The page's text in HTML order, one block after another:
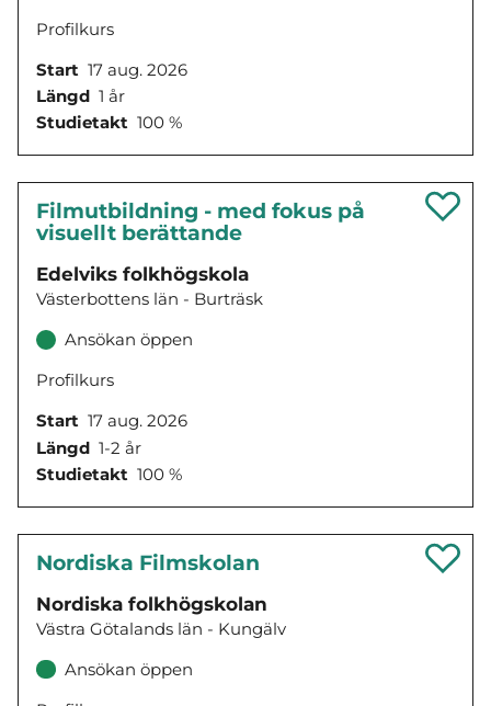
Profilkurs
Start 17 aug. 2026
Längd 1 år
Studietakt 100 %
Filmutbildning - med fokus på
visuellt berättande
Edelviks folkhögskola
Västerbottens län - Burträsk
Ansökan öppen
Profilkurs
Start 17 aug. 2026
Längd 1-2 år
Studietakt 100 %
Nordiska Filmskolan
Nordiska folkhögskolan
Västra Götalands län - Kungälv
Ansökan öppen